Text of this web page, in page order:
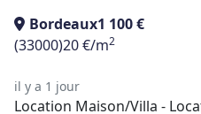
Bordeaux1 100 €
(33000)20 €/m2
il y a 1 jour
Location Maison/Villa -